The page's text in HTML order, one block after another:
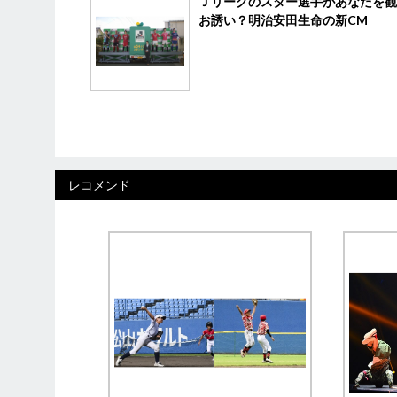
お誘い？明治安田生命の新CM
レコメンド